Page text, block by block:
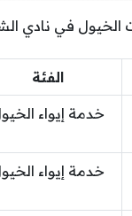
الخيول في نادي
الفئة
خدمة إيواء
خدمة إيواء